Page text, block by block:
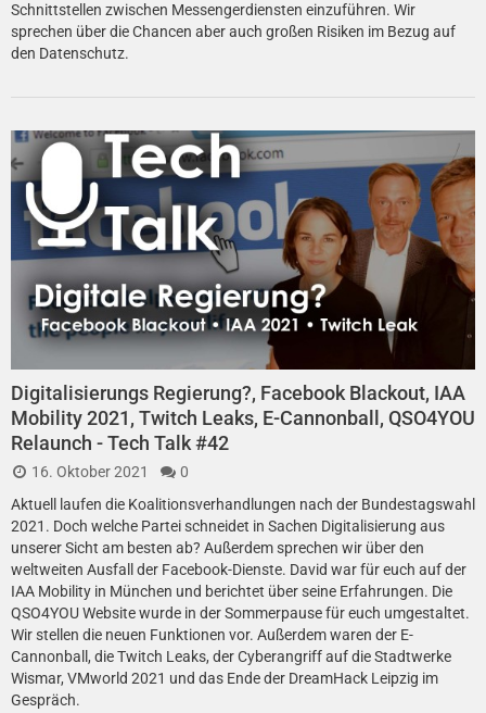
Schnittstellen zwischen Messengerdiensten einzuführen. Wir
sprechen über die Chancen aber auch großen Risiken im Bezug auf
den Datenschutz.
Digitalisierungs Regierung?, Facebook Blackout, IAA
Mobility 2021, Twitch Leaks, E-Cannonball, QSO4YOU
Relaunch - Tech Talk #42
16. Oktober 2021
0
Aktuell laufen die Koalitionsverhandlungen nach der Bundestagswahl
2021. Doch welche Partei schneidet in Sachen Digitalisierung aus
unserer Sicht am besten ab? Außerdem sprechen wir über den
weltweiten Ausfall der Facebook-Dienste. David war für euch auf der
IAA Mobility in München und berichtet über seine Erfahrungen. Die
QSO4YOU Website wurde in der Sommerpause für euch umgestaltet.
Wir stellen die neuen Funktionen vor. Außerdem waren der E-
Cannonball, die Twitch Leaks, der Cyberangriff auf die Stadtwerke
Wismar, VMworld 2021 und das Ende der DreamHack Leipzig im
Gespräch.